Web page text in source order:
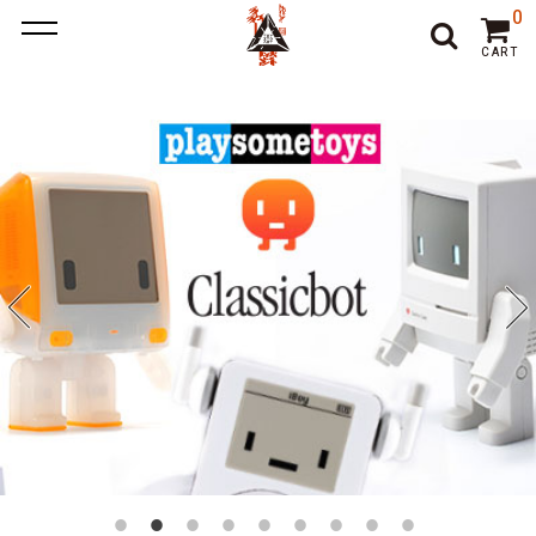
ポーカー アプリ おすすめ
ポー
カーアプリ おすすめ
オンラインポーカー
CART
0